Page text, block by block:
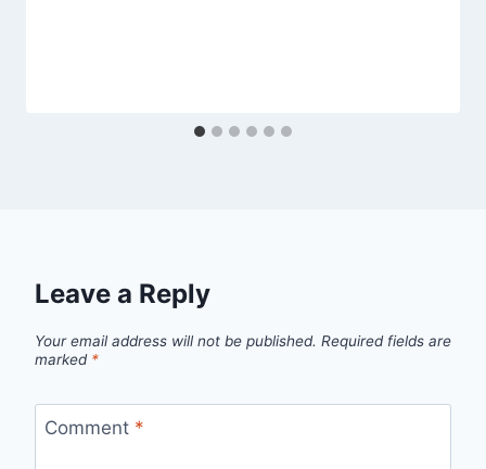
Leave a Reply
Your email address will not be published. Required fields are
marked *
Comment *